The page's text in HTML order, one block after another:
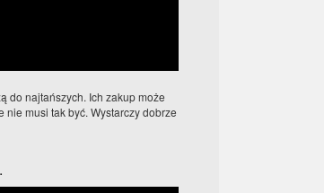
do najtańszych. Ich zakup może
musi tak być. Wystarczy dobrze